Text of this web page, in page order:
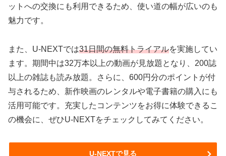
ットへの交換にも利用できるため、使い道の幅が広いのも
魅力です。
また、U-NEXTでは31日間の無料トライアルを実施してい
ます。期間中は32万本以上の動画が見放題となり、200誌
以上の雑誌も読み放題。さらに、600円分のポイントが付
与されるため、新作映画のレンタルや電子書籍の購入にも
活用可能です。充実したコンテンツをお得に体験できるこ
の機会に、ぜひU-NEXTをチェックしてみてください。
U-NEXTで見る